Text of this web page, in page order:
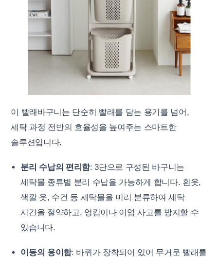
이 빨래바구니는 단순히 빨래를 담는 용기를 넘어,
세탁 과정 전반의 효율성을 높여주는 스마트한
솔루션입니다.
분리 수납의 편리함: 3단으로 구성된 바구니는
세탁물 종류별 분리 수납을 가능하게 합니다. 흰옷,
색깔 옷, 수건 등 세탁물을 미리 분류하여 세탁
시간을 절약하고, 엉킴이나 이염 사고를 방지할 수
있습니다.
이동의 용이함: 바퀴가 장착되어 있어 무거운 빨래를